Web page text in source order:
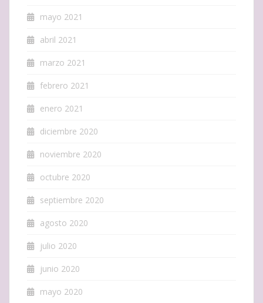
mayo 2021
abril 2021
marzo 2021
febrero 2021
enero 2021
diciembre 2020
noviembre 2020
octubre 2020
septiembre 2020
agosto 2020
julio 2020
junio 2020
mayo 2020